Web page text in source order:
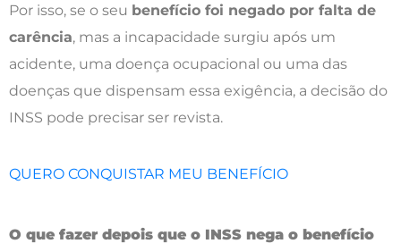
Por isso, se o seu benefício foi negado por falta de
carência, mas a incapacidade surgiu após um
acidente, uma doença ocupacional ou uma das
doenças que dispensam essa exigência, a decisão do
INSS pode precisar ser revista.
QUERO CONQUISTAR MEU BENEFÍCIO
O que fazer depois que o INSS nega o benefício